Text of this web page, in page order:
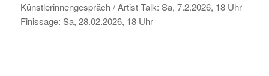
Künstlerinnengespräch / Artist Talk: Sa, 7.2.2026, 18 Uhr
Finissage: Sa, 28.02.2026, 18 Uhr